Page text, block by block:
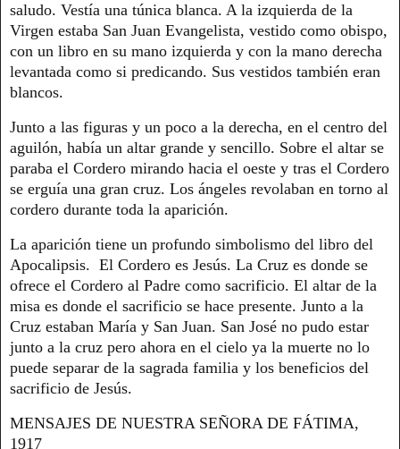
saludo. Vestía una túnica blanca. A la izquierda de la
Virgen estaba San Juan Evangelista, vestido como obispo,
con un libro en su mano izquierda y con la mano derecha
levantada como si predicando. Sus vestidos también eran
blancos.
Junto a las figuras y un poco a la derecha, en el centro del
aguilón, había un altar grande y sencillo. Sobre el altar se
paraba el Cordero mirando hacia el oeste y tras el Cordero
se erguía una gran cruz. Los ángeles revolaban en torno al
cordero durante toda la aparición.
La aparición tiene un profundo simbolismo del libro del
Apocalipsis. El Cordero es Jesús. La Cruz es donde se
ofrece el Cordero al Padre como sacrificio. El altar de la
misa es donde el sacrificio se hace presente. Junto a la
Cruz estaban María y San Juan. San José no pudo estar
junto a la cruz pero ahora en el cielo ya la muerte no lo
puede separar de la sagrada familia y los beneficios del
sacrificio de Jesús.
MENSAJES DE NUESTRA SEÑORA DE FÁTIMA,
1917